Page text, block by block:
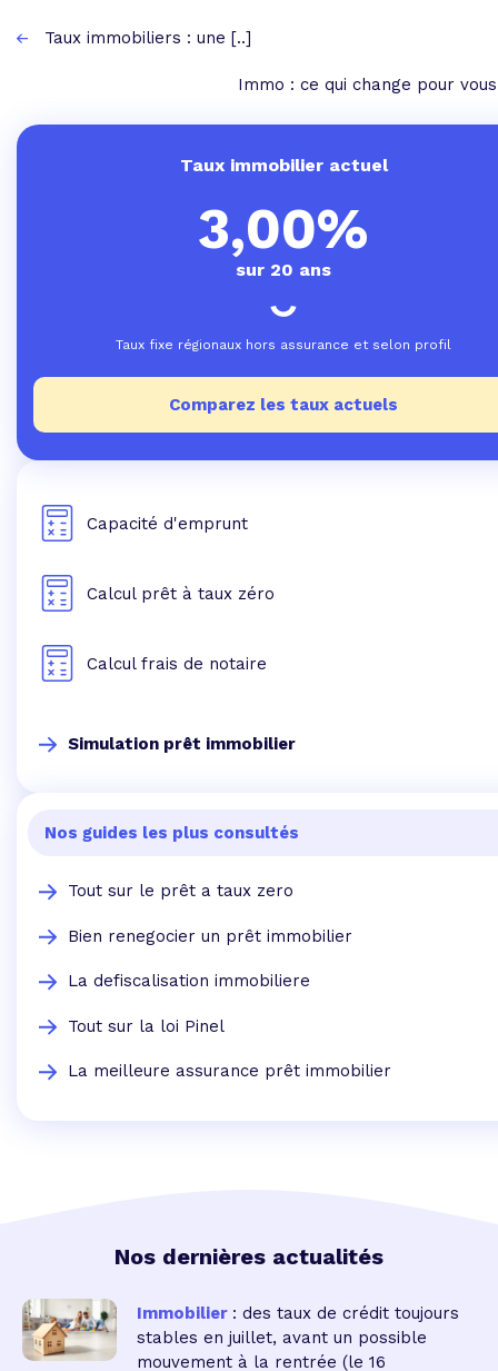
Taux immobiliers : une [..]
Immo : ce qui change pour
Taux immobilier actuel
3,00%
sur 20 ans
Taux fixe régionaux hors assurance et selon profil
Comparez les taux actuels
Capacité d'emprunt
Calcul prêt à taux zéro
Calcul frais de notaire
Simulation prêt immobilier
Nos guides les plus consultés
Tout sur le prêt a taux zero
Bien renegocier un prêt immobilier
La defiscalisation immobiliere
Tout sur la loi Pinel
La meilleure assurance prêt immobilier
Nos dernières actualités
Immobilier : des taux de crédit toujours
stables en juillet, avant un possible
mouvement à la rentrée (le 16